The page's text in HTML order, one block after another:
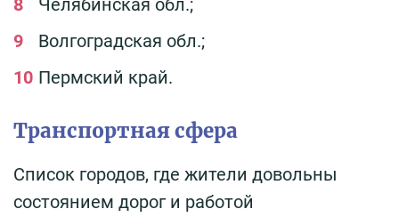
Челябинская обл.;
Волгоградская обл.;
Пермский край.
Транспортная сфера
Список городов, где жители довольны
состоянием дорог и работой